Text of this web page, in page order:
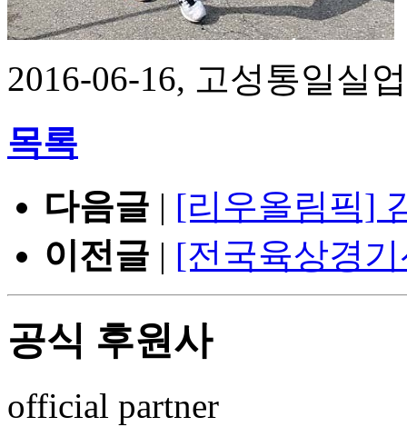
2016-06-16, 고성통일실
목록
다음글 | [리우올림픽]
이전글 | [전국육상경
공식 후원사
official partner